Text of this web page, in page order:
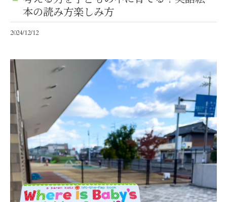
本の読み方楽しみ方
2024/12/12